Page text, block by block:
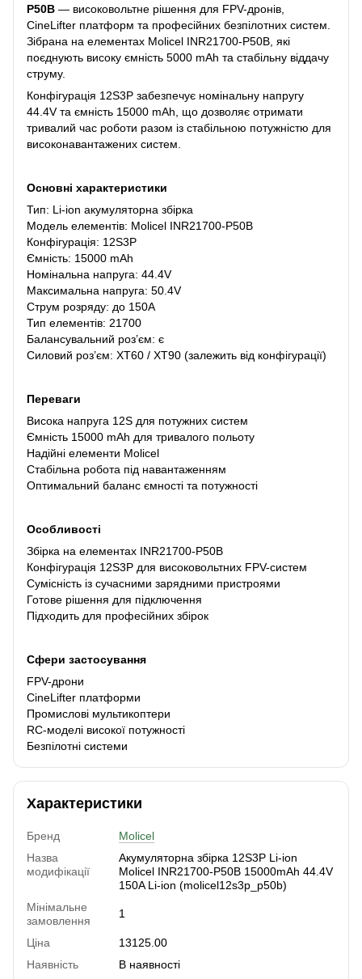
P50B — високовольтне рішення для FPV-дронів,
CineLifter платформ та професійних безпілотних систем.
Зібрана на елементах Molicel INR21700-P50B, які
поєднують високу ємність 5000 mAh та стабільну віддачу
струму.
Конфігурація 12S3P забезпечує номінальну напругу
44.4V та ємність 15000 mAh, що дозволяє отримати
тривалий час роботи разом із стабільною потужністю для
високонавантажених систем.
Основні характеристики
Тип: Li-ion акумуляторна збірка
Модель елементів: Molicel INR21700-P50B
Конфігурація: 12S3P
Ємність: 15000 mAh
Номінальна напруга: 44.4V
Максимальна напруга: 50.4V
Струм розряду: до 150A
Тип елементів: 21700
Балансувальний роз’єм: є
Силовий роз’єм: XT60 / XT90 (залежить від конфігурації)
Переваги
Висока напруга 12S для потужних систем
Ємність 15000 mAh для тривалого польоту
Надійні елементи Molicel
Стабільна робота під навантаженням
Оптимальний баланс ємності та потужності
Особливості
Збірка на елементах INR21700-P50B
Конфігурація 12S3P для високовольтних FPV-систем
Сумісність із сучасними зарядними пристроями
Готове рішення для підключення
Підходить для професійних збірок
Сфери застосування
FPV-дрони
CineLifter платформи
Промислові мультикоптери
RC-моделі високої потужності
Безпілотні системи
Характеристики
Бренд
Molicel
Назва
модифікації
Акумуляторна збірка 12S3P Li-ion
Molicel INR21700-P50B 15000mAh 44.4V
150A Li-ion (molicel12s3p_p50b)
Мінімальне
замовлення
1
Ціна
13125.00
Наявність
В наявності